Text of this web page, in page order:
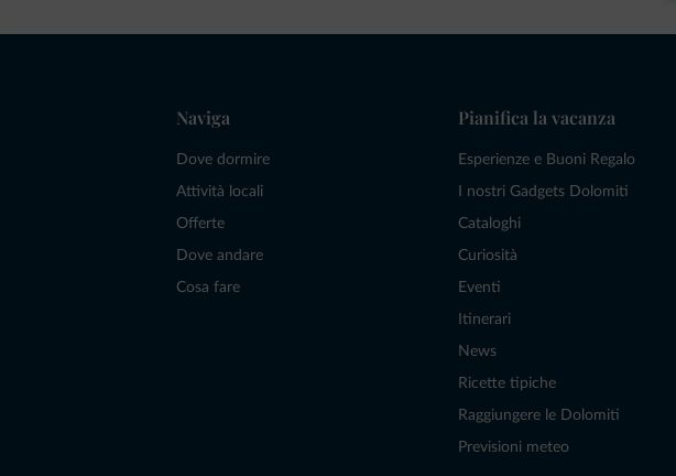
Naviga
Dove dormire
Attività locali
Offerte
Dove andare
Cosa fare
Pianifica la vacanza
Esperienze e Buoni Regalo
I nostri Gadgets Dolomiti
Cataloghi
Curiosità
Eventi
Itinerari
News
Ricette tipiche
Raggiungere le Dolomiti
Previsioni meteo